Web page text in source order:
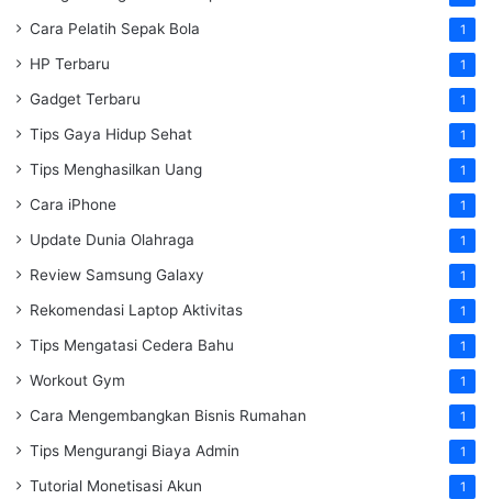
Cara Pelatih Sepak Bola 1
HP Terbaru 1
Gadget Terbaru 1
Tips Gaya Hidup Sehat 1
Tips Menghasilkan Uang 1
Cara iPhone 1
Update Dunia Olahraga 1
Review Samsung Galaxy 1
Rekomendasi Laptop Aktivitas 1
Tips Mengatasi Cedera Bahu 1
Workout Gym 1
Cara Mengembangkan Bisnis Rumahan 1
Tips Mengurangi Biaya Admin 1
Tutorial Monetisasi Akun 1